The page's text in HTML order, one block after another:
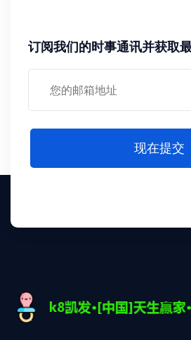
订阅我们的时事通讯并获取
现在提交